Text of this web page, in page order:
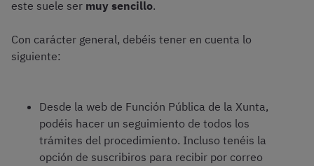
este suele ser muy sencillo.
Con carácter general, debéis tener en cuenta lo
siguiente:
Desde la web de Función Pública de la Xunta,
podéis hacer un seguimiento de todos los
trámites del procedimiento. Incluso tenéis la
opción de suscribiros para recibir por correo